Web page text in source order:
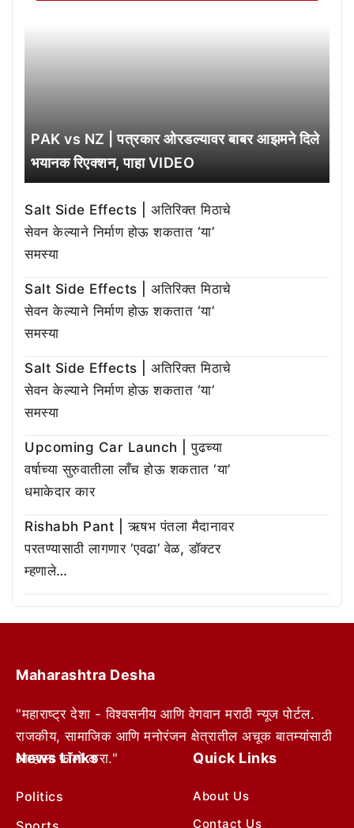
PAK vs NZ | पत्रकार ओरडल्यावर बाबर आझमने दिले
भयानक रिएक्शन, पाहा VIDEO
Salt Side Effects | अतिरिक्त मिठाचे
सेवन केल्याने निर्माण होऊ शकतात ‘या’
समस्या
Salt Side Effects | अतिरिक्त मिठाचे
सेवन केल्याने निर्माण होऊ शकतात ‘या’
समस्या
Salt Side Effects | अतिरिक्त मिठाचे
सेवन केल्याने निर्माण होऊ शकतात ‘या’
समस्या
Upcoming Car Launch | पुढच्या
वर्षाच्या सुरुवातीला लाँच होऊ शकतात ‘या’
धमाकेदार कार
Rishabh Pant | ऋषभ पंतला मैदानावर
परतण्यासाठी लागणार ‘एवढा’ वेळ, डॉक्टर
म्हणाले…
Maharashtra Desha
"महाराष्ट्र देशा - विश्वसनीय आणि वेगवान मराठी न्यूज पोर्टल.
राजकीय, सामाजिक आणि मनोरंजन क्षेत्रातील अचूक बातम्यांसाठी
आम्हाला फॉलो करा."
News Links
Politics
Quick Links
About Us
Contact Us